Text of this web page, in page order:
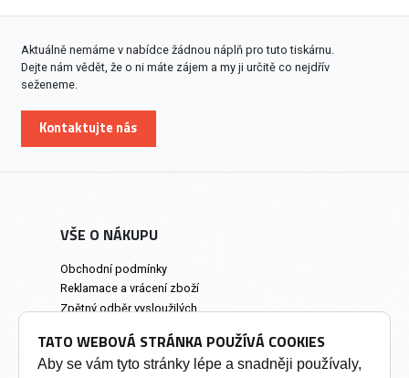
Aktuálně nemáme v nabídce žádnou náplň pro tuto tiskárnu.
Dejte nám vědět, že o ni máte zájem a my ji určitě co nejdřív
seženeme.
Kontaktujte nás
VŠE O NÁKUPU
Obchodní podmínky
Reklamace a vrácení zboží
Zpětný odběr vysloužilých
Prodejna a osobní odběr
TATO WEBOVÁ STRÁNKA POUŽÍVÁ COOKIES
Aby se vám tyto stránky lépe a snadněji používaly,